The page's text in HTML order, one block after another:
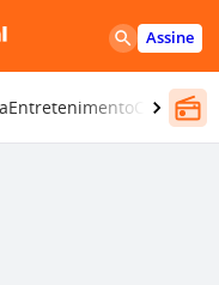
Assine
EntretenimentoCBN